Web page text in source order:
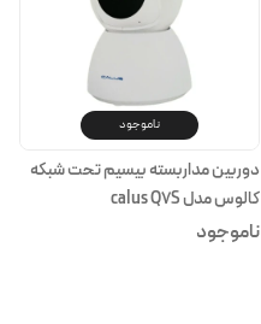
ناموجود
دوربین مداربسته بیسیم تحت شبکه
کالوس مدل calus Q7S
ناموجود